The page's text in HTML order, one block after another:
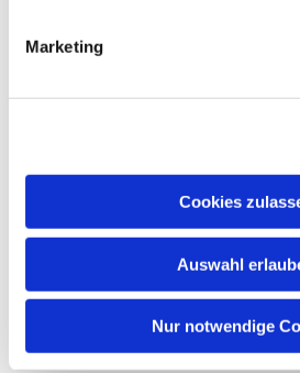
Marketing
Cookies
Auswahl
Nur notwendige